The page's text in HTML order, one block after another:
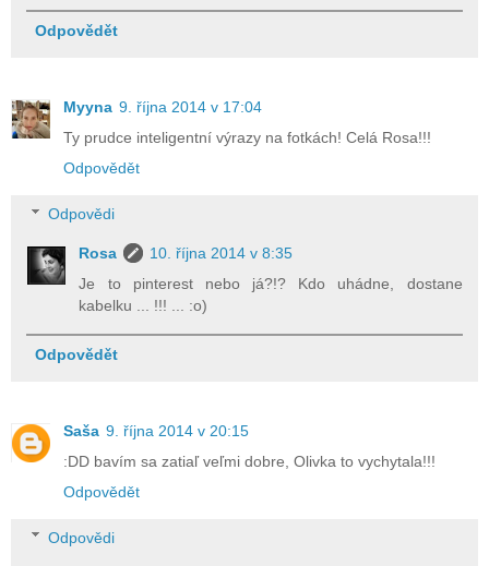
Odpovědět
Myyna 9. října 2014 v 17:04
Ty prudce inteligentní výrazy na fotkách! Celá Rosa!!!
Odpovědět
Odpovědi
Rosa
10. října 2014 v 8:35
Je to pinterest nebo já?!? Kdo uhádne, dostane
kabelku ... !!! ... :o)
Odpovědět
Saša 9. října 2014 v 20:15
:DD bavím sa zatiaľ veľmi dobre, Olivka to vychytala!!!
Odpovědět
Odpovědi